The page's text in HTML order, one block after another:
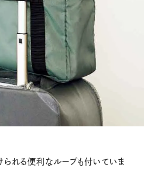
られる便利なループも付いていま